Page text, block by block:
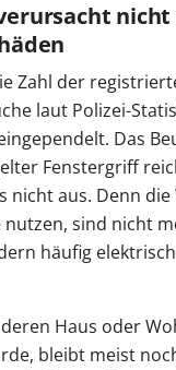
Zahl der
laut Polizei-
Das
Fenstergriff
nicht aus. Denn die
nutzen, sind nicht
häufig
Haus oder
bleibt meist